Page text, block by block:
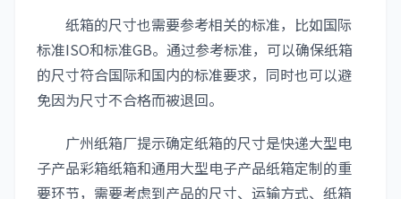
纸箱的尺寸也需要参考相关的标准，比如国际
标准ISO和标准GB。通过参考标准，可以确保纸箱
的尺寸符合国际和国内的标准要求，同时也可以避
免因为尺寸不合格而被退回。
广州纸箱厂提示确定纸箱的尺寸是快递大型电
子产品彩箱纸箱和通用大型电子产品纸箱定制的重
要环节，需要考虑到产品的尺寸、运输方式、纸箱